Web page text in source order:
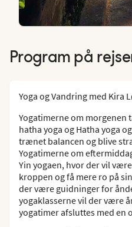
Program på
Yoga og Vandring med Kira
Yogatimerne om morgenen
hatha yoga og Hatha yoga
trænet balancen og blive
Yogatimerne om
Yin yogaen, hvor der vil
kroppen og få mere ro på
der være guidninger for
yogaklasserne vil der være
yogatimer afsluttes med en